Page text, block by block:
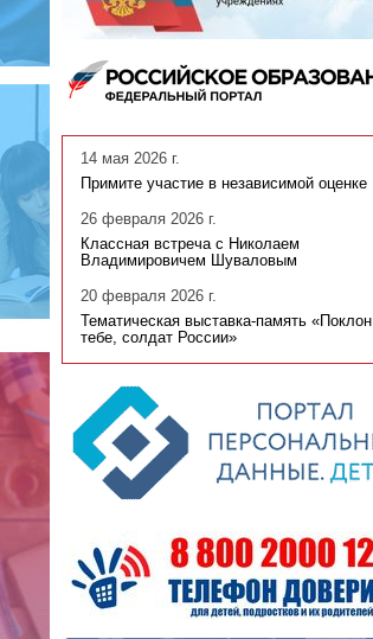
14 мая 2026 г.
Примите участие в независимой оценке
26 февраля 2026 г.
Классная встреча с Николаем
Владимировичем Шуваловым
20 февраля 2026 г.
Тематическая выставка-память «Поклон
тебе, солдат России»